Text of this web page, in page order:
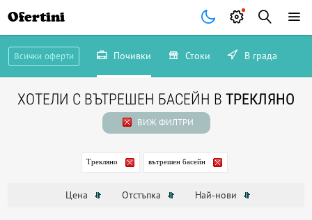
Ofertini
Всички оферти Почивки Стоки В града
ХОТЕЛИ С ВЪТРЕШЕН БАСЕЙН В ТРЕКЛЯНО
ВИЖ ФИЛТРИ
Трекляно вътрешен басейн
Цена Отстъпка Най-нови